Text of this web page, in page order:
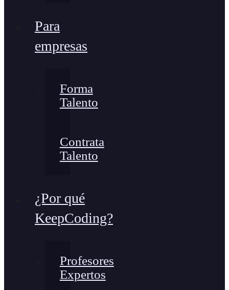
Para
empresas
Forma
Talento
Contrata
Talento
¿Por qué
KeepCoding?
Profesores
Expertos